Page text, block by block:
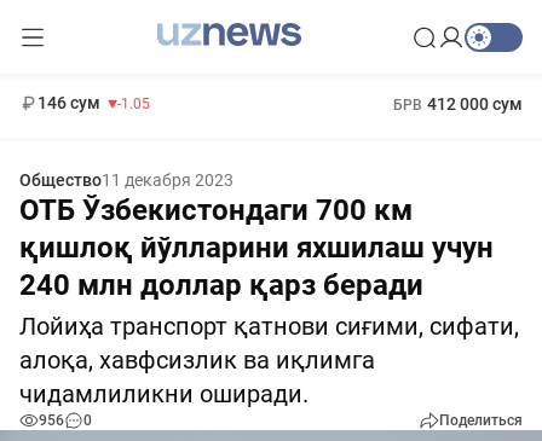
146 сум -1.05 БРВ 412 000 сум
Общество11 декабря 2023
ОТБ Ўзбекистондаги 700 км
қишлоқ йўлларини яхшилаш учун
240 млн доллар қарз беради
Лойиҳа транспорт қатнови сиғими, сифати,
алоқа, хавфсизлик ва иқлимга
чидамлиликни оширади.
956 0 Поделиться